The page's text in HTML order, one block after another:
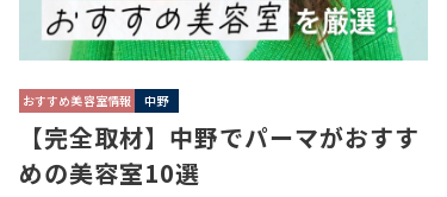
おすすめ美容室情報 中野
【完全取材】中野でパーマがおすす
めの美容室10選